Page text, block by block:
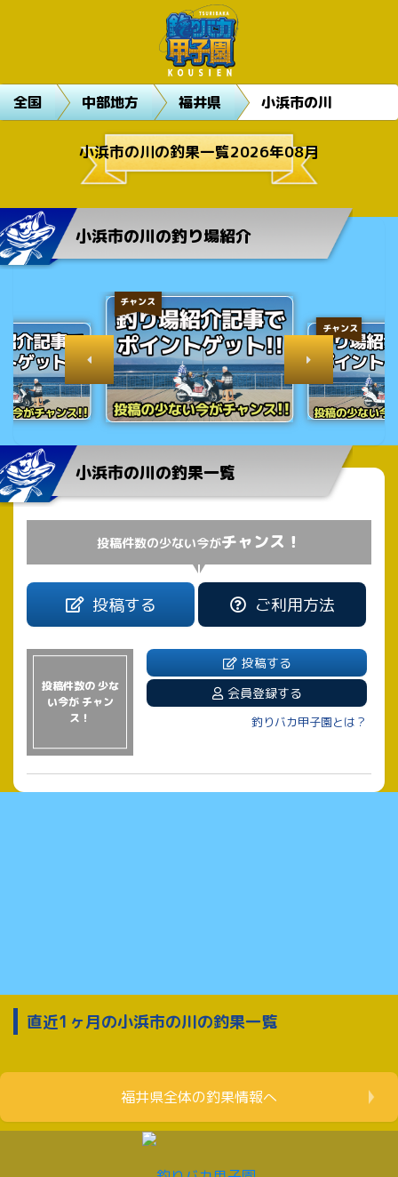
全国 中部地方 福井県 小浜市の川
小浜市の川の釣果一覧2026年08月
小浜市の川の釣り場紹介
チャンス
チャンス
小浜市の川の釣果一覧
投稿件数の少ない今がチャンス！
投稿する ご利用方法
投稿件数の 少な
い今が チャン
ス！
投稿する
会員登録する
釣りバカ甲子園とは？
直近1ヶ月の小浜市の川の釣果一覧
福井県全体の釣果情報へ